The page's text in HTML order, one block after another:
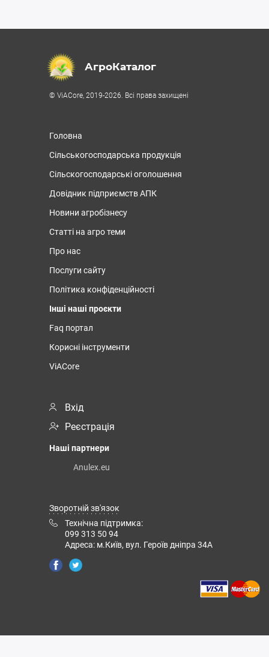
АгроКаталог
© ViACore, 2019-2026. Всі права захищені
Головна
Сільськогосподарська продукція
Сільскогосподарські оголошення
Довідник підприємств АПК
Новини агробізнесу
Статті на агро теми
Про нас
Послуги сайту
Політика конфіденційності
Інші наші проєкти
Faq портал
Корисні інструменти
ViACore
Вхід
Реєстрація
Наші партнери
Anulex.eu
Зворотній зв'язок
Технічна підтримка:
099 313 50 94
Адреса: м.Київ, вул. Героїв дніпра 34А